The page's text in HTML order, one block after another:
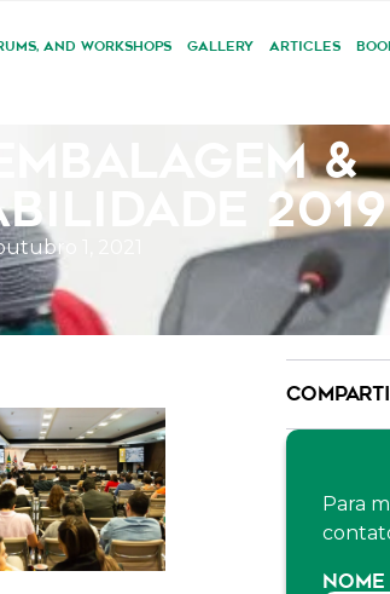
AND WORKSHOPS GALLERY ARTICLES
&
2019
1, 2021
Para
NOME